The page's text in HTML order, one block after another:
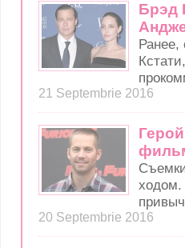
Брэд
Ранее,
21 Septembrie 2016
20 Septembrie 2016